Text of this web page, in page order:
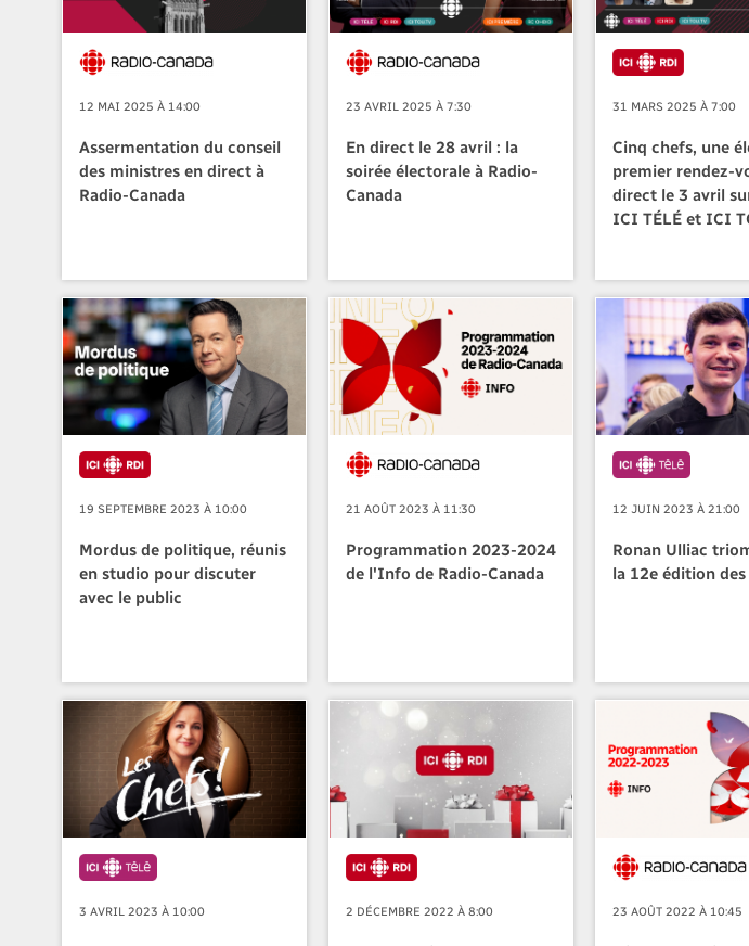
12 MAI 2025 À 14:00
Assermentation du conseil
des ministres en direct à
Radio-Canada
23 AVRIL 2025 À 7:30
En direct le 28 avril : la
soirée électorale à Radio-
Canada
31 MARS 2025 À 7:00
Cinq chefs, une
premier rendez-
direct le 3 avril
ICI TÉLÉ et ICI
19 SEPTEMBRE 2023 À 10:00
Mordus de politique, réunis
en studio pour discuter
avec le public
21 AOÛT 2023 À 11:30
Programmation 2023-2024
de l'Info de Radio-Canada
12 JUIN 2023 À 21:00
Ronan Ulliac
la 12e édition des
3 AVRIL 2023 À 10:00 2 DÉCEMBRE 2022 À 8:00 23 AOÛT 2022 À 10:45